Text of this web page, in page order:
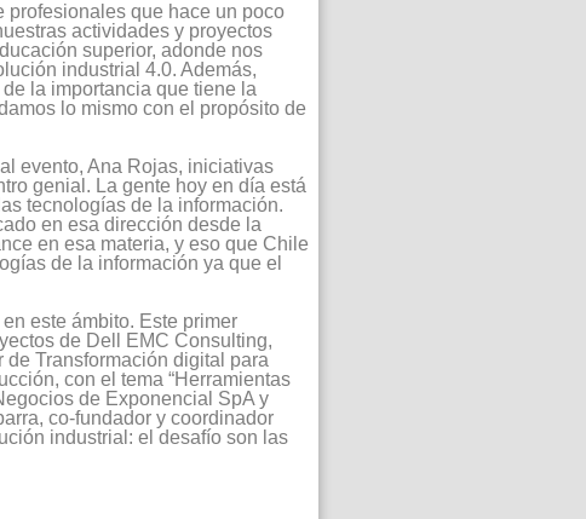
profesionales que hace un poco
actividades y proyectos
superior, adonde nos
industrial 4.0. Además,
la importancia que tiene la
lo mismo con el propósito de
evento, Ana Rojas, iniciativas
genial. La gente hoy en día está
tecnologías de la información.
en esa dirección desde la
en esa materia, y eso que Chile
de la información ya que el
este ámbito. Este primer
de Dell EMC Consulting,
de Transformación digital para
con el tema “Herramientas
de Exponencial SpA y
co-fundador y coordinador
industrial: el desafío son las